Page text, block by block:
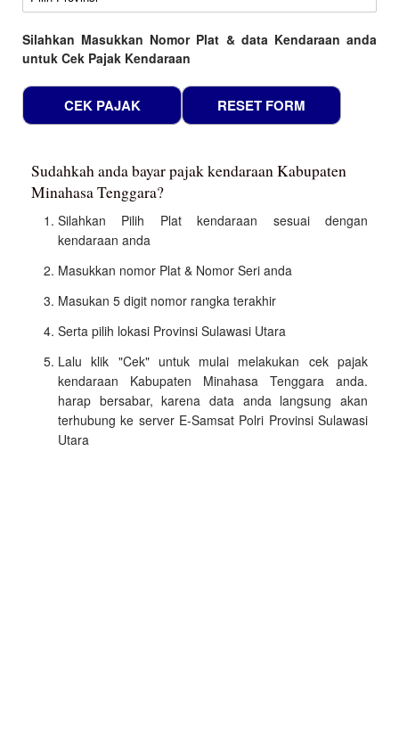
Silahkan Masukkan Nomor Plat & data Kendaraan anda
untuk Cek Pajak Kendaraan
Sudahkah anda bayar pajak kendaraan Kabupaten
Minahasa Tenggara?
Silahkan Pilih Plat kendaraan sesuai dengan
kendaraan anda
Masukkan nomor Plat & Nomor Seri anda
Masukan 5 digit nomor rangka terakhir
Serta pilih lokasi Provinsi Sulawasi Utara
Lalu klik "Cek" untuk mulai melakukan cek pajak
kendaraan Kabupaten Minahasa Tenggara anda.
harap bersabar, karena data anda langsung akan
terhubung ke server E-Samsat Polri Provinsi Sulawasi
Utara